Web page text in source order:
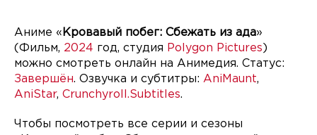
Аниме « Кровавый побег: Сбежать из ада»
(Фильм, 2024 год, студия Polygon Pictures )
можно смотреть онлайн на Анимедия. Статус:
Завершён. Озвучка и субтитры: AniMaunt,
AniStar, Crunchyroll.Subtitles.
Чтобы посмотреть все серии и сезоны